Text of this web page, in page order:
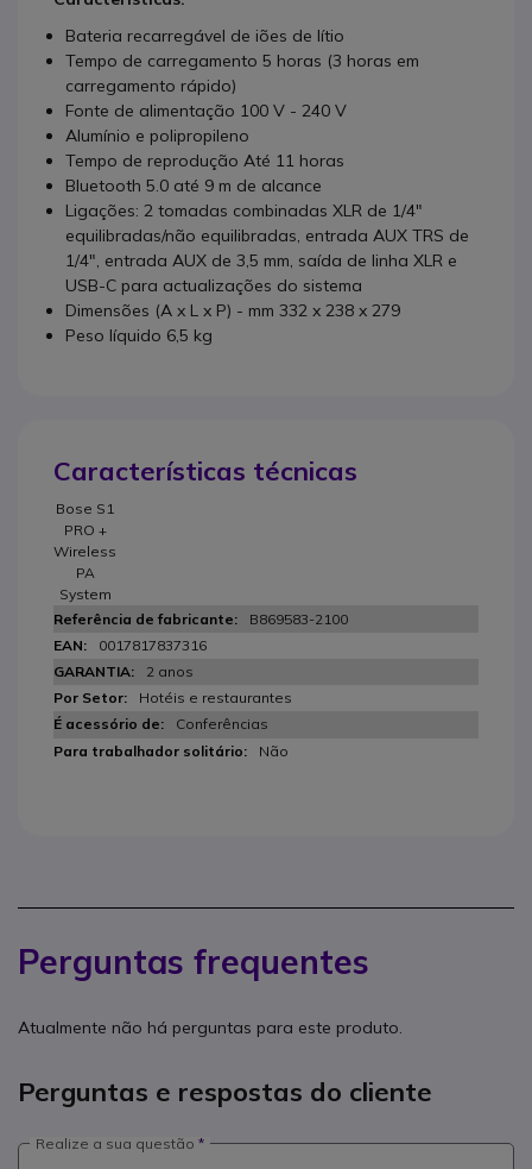
Bateria recarregável de iões de lítio
Tempo de carregamento 5 horas (3 horas em
carregamento rápido)
Fonte de alimentação 100 V - 240 V
Alumínio e polipropileno
Tempo de reprodução Até 11 horas
Bluetooth 5.0 até 9 m de alcance
Ligações: 2 tomadas combinadas XLR de 1/4"
equilibradas/não equilibradas, entrada AUX TRS de
1/4", entrada AUX de 3,5 mm, saída de linha XLR e
USB-C para actualizações do sistema
Dimensões (A x L x P) - mm 332 x 238 x 279
Peso líquido 6,5 kg
Características técnicas
Bose S1
PRO +
Wireless
PA
System
B869583-2100
0017817837316
2 anos
Hotéis e restaurantes
Conferências
Não
Perguntas frequentes
Atualmente não há perguntas para este produto.
Perguntas e respostas do cliente
Realize a sua questão